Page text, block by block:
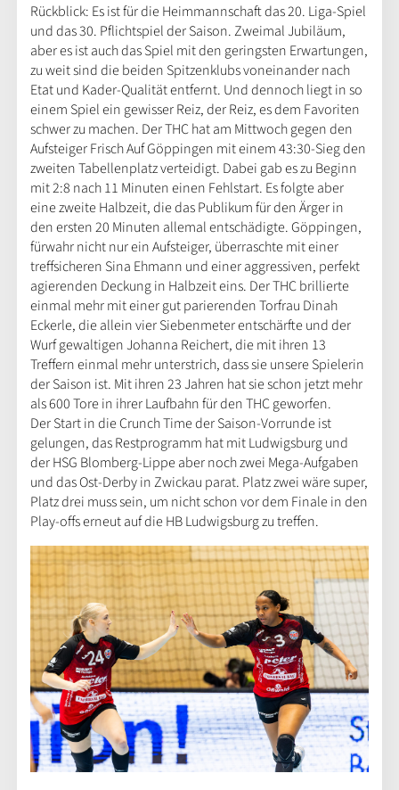
Rückblick: Es ist für die Heimmannschaft das 20. Liga-Spiel
und das 30. Pflichtspiel der Saison. Zweimal Jubiläum,
aber es ist auch das Spiel mit den geringsten Erwartungen,
zu weit sind die beiden Spitzenklubs voneinander nach
Etat und Kader-Qualität entfernt. Und dennoch liegt in so
einem Spiel ein gewisser Reiz, der Reiz, es dem Favoriten
schwer zu machen. Der THC hat am Mittwoch gegen den
Aufsteiger Frisch Auf Göppingen mit einem 43:30-Sieg den
zweiten Tabellenplatz verteidigt. Dabei gab es zu Beginn
mit 2:8 nach 11 Minuten einen Fehlstart. Es folgte aber
eine zweite Halbzeit, die das Publikum für den Ärger in
den ersten 20 Minuten allemal entschädigte. Göppingen,
fürwahr nicht nur ein Aufsteiger, überraschte mit einer
treffsicheren Sina Ehmann und einer aggressiven, perfekt
agierenden Deckung in Halbzeit eins. Der THC brillierte
einmal mehr mit einer gut parierenden Torfrau Dinah
Eckerle, die allein vier Siebenmeter entschärfte und der
Wurf gewaltigen Johanna Reichert, die mit ihren 13
Treffern einmal mehr unterstrich, dass sie unsere Spielerin
der Saison ist. Mit ihren 23 Jahren hat sie schon jetzt mehr
als 600 Tore in ihrer Laufbahn für den THC geworfen.
Der Start in die Crunch Time der Saison-Vorrunde ist
gelungen, das Restprogramm hat mit Ludwigsburg und
der HSG Blomberg-Lippe aber noch zwei Mega-Aufgaben
und das Ost-Derby in Zwickau parat. Platz zwei wäre super,
Platz drei muss sein, um nicht schon vor dem Finale in den
Play-offs erneut auf die HB Ludwigsburg zu treffen.